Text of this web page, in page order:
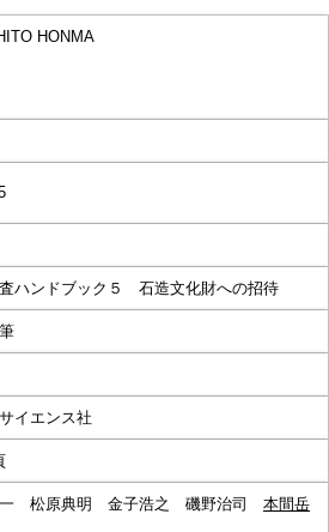
HONMA
ハンドブック５ 石造文化財への招待
イエンス社
一 松原典明 金子浩之 磯野治司 本間岳